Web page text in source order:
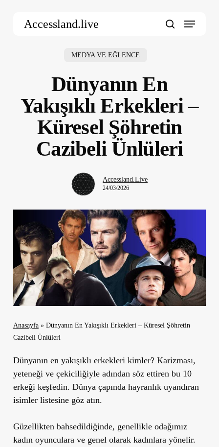
Accessland.live Menu
MEDYA VE EĞLENCE
Dünyanın En
Yakışıklı Erkekleri –
Küresel Şöhretin
Cazibeli Ünlüleri
Accessland.Live
24/03/2026
Anasayfa» Dünyanın En Yakışıklı Erkekleri – Küresel Şöhretin
Cazibeli Ünlüleri
Dünyanın en yakışıklı erkekleri kimler? Karizması,
yeteneği ve çekiciliğiyle adından söz ettiren bu 10
erkeği keşfedin. Dünya çapında hayranlık uyandıran
isimler listesine göz atın.
Güzellikten bahsedildiğinde, genellikle odağımız
kadın oyunculara ve genel olarak kadınlara yönelir.